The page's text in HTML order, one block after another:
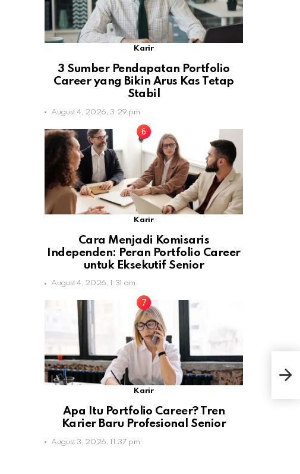
Karir
3 Sumber Pendapatan Portfolio
Career yang Bikin Arus Kas Tetap
Stabil
August 4, 2026, 3:29 pm
Karir
Cara Menjadi Komisaris
Independen: Peran Portfolio Career
untuk Eksekutif Senior
August 4, 2026, 1:31 am
Karir
Apa Itu Portfolio Career? Tren
Karier Baru Profesional Senior
August 3, 2026, 11:37 pm